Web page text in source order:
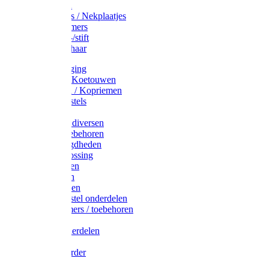
Halsplaatjes / Nekplaatjes
Kokernummers
Merkspray-/stift
Veemerkschaar
Uierverzorging
Halsters & Koetouwen
Halsriemen / Kopriemen
Koerugborstels
Koe / Stier diversen
Melkers toebehoren
Stalbenodigdheden
Kalververlossing
Stierenringen
Onthoornen
Kalverflessen
Koerugborstel onderdelen
Kalveremmers / toebehoren
Koelift onderdelen
Uieronthaarder